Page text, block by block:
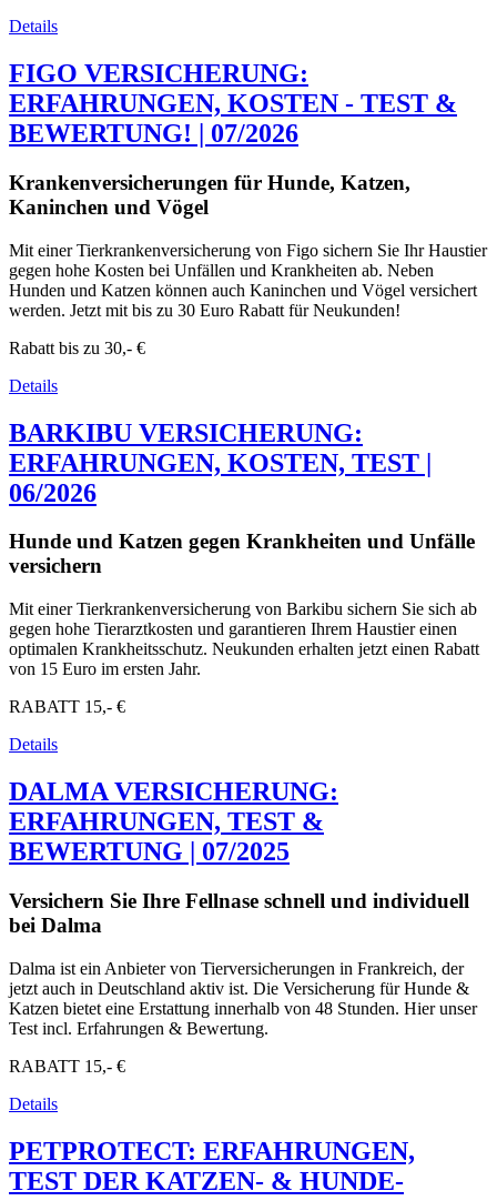
Details
FIGO VERSICHERUNG:
ERFAHRUNGEN, KOSTEN - TEST &
BEWERTUNG! | 07/2026
Krankenversicherungen für Hunde, Katzen,
Kaninchen und Vögel
Mit einer Tierkrankenversicherung von Figo sichern Sie Ihr Haustier
gegen hohe Kosten bei Unfällen und Krankheiten ab. Neben
Hunden und Katzen können auch Kaninchen und Vögel versichert
werden. Jetzt mit bis zu 30 Euro Rabatt für Neukunden!
Rabatt bis zu 30,- €
Details
BARKIBU VERSICHERUNG:
ERFAHRUNGEN, KOSTEN, TEST |
06/2026
Hunde und Katzen gegen Krankheiten und Unfälle
versichern
Mit einer Tierkrankenversicherung von Barkibu sichern Sie sich ab
gegen hohe Tierarztkosten und garantieren Ihrem Haustier einen
optimalen Krankheitsschutz. Neukunden erhalten jetzt einen Rabatt
von 15 Euro im ersten Jahr.
RABATT 15,- €
Details
DALMA VERSICHERUNG:
ERFAHRUNGEN, TEST &
BEWERTUNG | 07/2025
Versichern Sie Ihre Fellnase schnell und individuell
bei Dalma
Dalma ist ein Anbieter von Tierversicherungen in Frankreich, der
jetzt auch in Deutschland aktiv ist. Die Versicherung für Hunde &
Katzen bietet eine Erstattung innerhalb von 48 Stunden. Hier unser
Test incl. Erfahrungen & Bewertung.
RABATT 15,- €
Details
PETPROTECT: ERFAHRUNGEN,
TEST DER KATZEN- & HUNDE-